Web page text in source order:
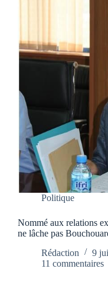
Politique
Nommé aux relations
ne lâche pas
Rédaction
9
11 commentaires